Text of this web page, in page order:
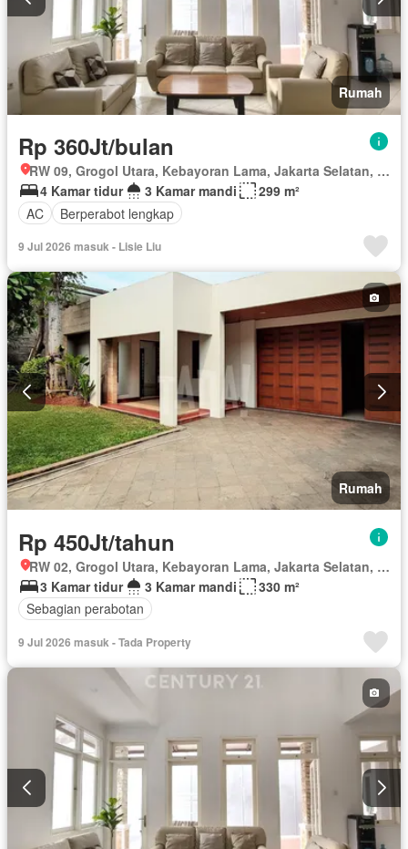
Rumah
Rp 360Jt/bulan
RW 09, Grogol Utara, Kebayoran Lama, Jakarta Selatan, Daerah Khusus Ibukota Jakarta
4 Kamar tidur
3 Kamar mandi
299 m²
AC
Berperabot lengkap
9 Jul 2026 masuk - Lisie Liu
Rumah
Rp 450Jt/tahun
RW 02, Grogol Utara, Kebayoran Lama, Jakarta Selatan, Daerah Khusus Ibukota Jakarta
3 Kamar tidur
3 Kamar mandi
330 m²
Sebagian perabotan
9 Jul 2026 masuk - Tada Property